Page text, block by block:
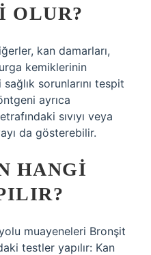
OLUR?
kan damarları,
kemiklerinin
sorunlarını tespit
ayrıca
sıvıyı veya
da gösterebilir.
HANGI
muayeneleri Bronşit
testler yapılır: Kan